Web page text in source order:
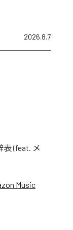
2026.8.7
(feat. メ
Music